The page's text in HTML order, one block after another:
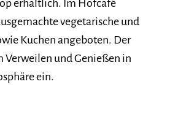
erhältlich. Im Hofcafé
vegetarische und
Kuchen angeboten. Der
Verweilen und Genießen in
ein.